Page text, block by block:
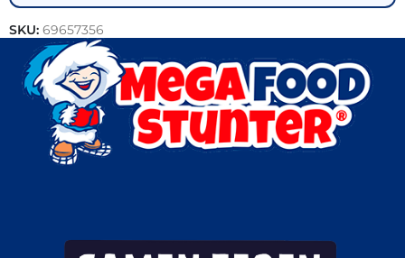
SKU: 69657356
Categorie: Outlet